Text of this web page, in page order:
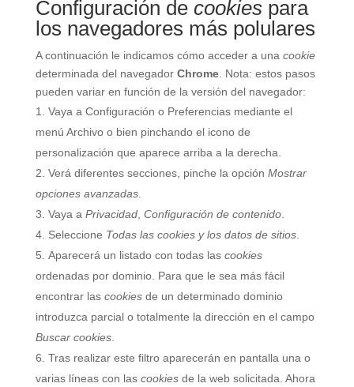
Configuración de cookiespara
los navegadores más polulares
A continuación le indicamos cómo acceder a una cookie
determinada del navegador Chrome. Nota: estos pasos
pueden variar en función de la versión del navegador:
Vaya a Configuración o Preferencias mediante el
menú Archivo o bien pinchando el icono de
personalización que aparece arriba a la derecha.
Verá diferentes secciones, pinche la opción Mostrar
opciones avanzadas.
Vaya a Privacidad, Configuración de contenido.
Seleccione Todas las cookiesy los datos de sitios.
Aparecerá un listado con todas las cookies
ordenadas por dominio. Para que le sea más fácil
encontrar las cookiesde un determinado dominio
introduzca parcial o totalmente la dirección en el campo
Buscar cookies.
Tras realizar este filtro aparecerán en pantalla una o
varias líneas con las cookiesde la web solicitada. Ahora